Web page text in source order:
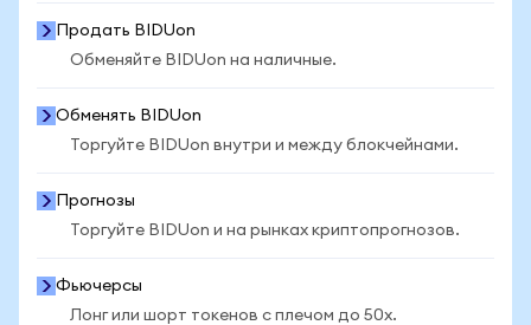
Продать BIDUon
Обменяйте BIDUon на наличные.
Обменять BIDUon
Торгуйте BIDUon внутри и между блокчейнами.
Прогнозы
Торгуйте BIDUon и на рынках криптопрогнозов.
Фьючерсы
Лонг или шорт токенов с плечом до 50x.